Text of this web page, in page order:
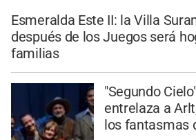
Esmeralda Este II: la Villa
después de los Juegos será
familias
"Segundo
entrelaza a
los fantasmas